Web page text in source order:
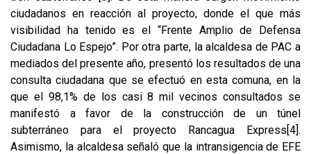
ciudadanos en reacción al proyecto, donde el que más
visibilidad ha tenido es el “Frente Amplio de Defensa
Ciudadana Lo Espejo”. Por otra parte, la alcaldesa de PAC a
mediados del presente año, presentó los resultados de una
consulta ciudadana que se efectuó en esta comuna, en la
que el 98,1% de los casi 8 mil vecinos consultados se
manifestó a favor de la construcción de un túnel
subterráneo para el proyecto Rancagua Express[4].
Asimismo, la alcaldesa señaló que la intransigencia de EFE